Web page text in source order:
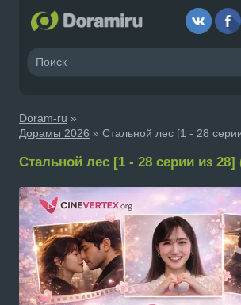
Doram-ru »
Дорамы 2026 » Стальной лес [1 - 28
Стальной лес [1 - 28 серии из 28]